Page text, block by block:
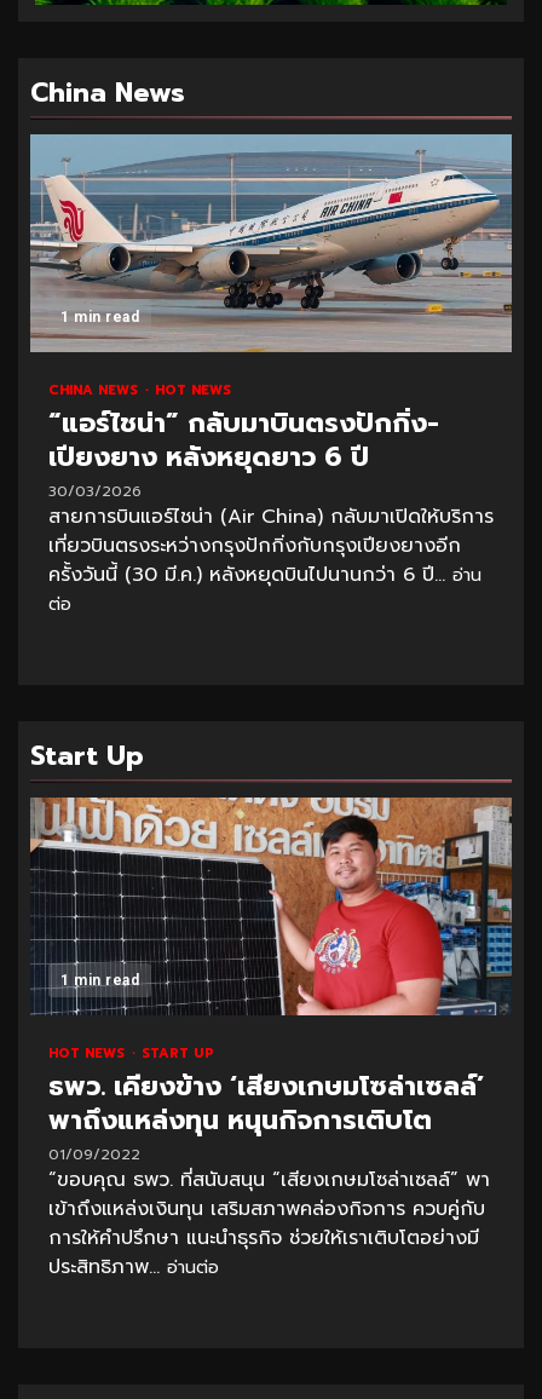
China News
1 min read
CHINA NEWS HOT NEWS
“แอร์ไชน่า” กลับมาบินตรงปักกิ่ง-
เปียงยาง หลังหยุดยาว 6 ปี
30/03/2026
สายการบินแอร์ไชน่า (Air China) กลับมาเปิดให้บริการ
เที่ยวบินตรงระหว่างกรุงปักกิ่งกับกรุงเปียงยางอีก
ครั้งวันนี้ (30 มี.ค.) หลังหยุดบินไปนานกว่า 6 ปี... อ่าน
ต่อ
Start Up
1 min read
HOT NEWS START UP
ธพว. เคียงข้าง ‘เสียงเกษมโซล่าเซลล์’
พาถึงแหล่งทุน หนุนกิจการเติบโต
01/09/2022
“ขอบคุณ ธพว. ที่สนับสนุน “เสียงเกษมโซล่าเซลล์” พา
เข้าถึงแหล่งเงินทุน เสริมสภาพคล่องกิจการ ควบคู่กับ
การให้คำปรึกษา แนะนำธุรกิจ ช่วยให้เราเติบโตอย่างมี
ประสิทธิภาพ... อ่านต่อ